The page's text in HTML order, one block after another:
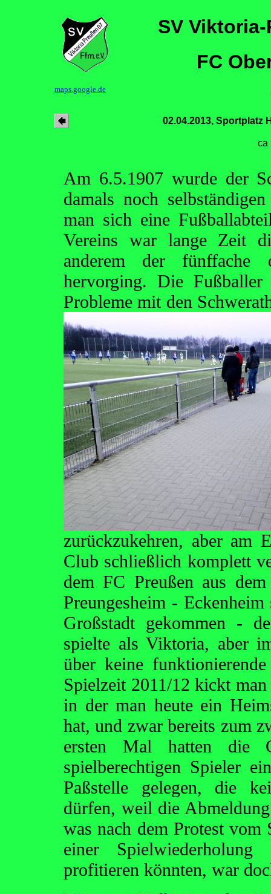
SV
FC
maps.google.de
02.04.2013, Sportplatz
ca
Am 6.5.1907 wurde der
damals noch
man sich eine
Vereins war lange Zeit
anderem der fünffache
hervorging. Die
Probleme mit den
zurückzukehren, aber am
Club schließlich komplett
dem FC Preußen aus
Preungesheim -
Großstadt gekommen -
spielte als Viktoria, aber
über keine
Spielzeit 2011/12 kickt
in der man heute ein
hat, und zwar bereits zum
ersten Mal hatten die
spielberechtigen Spieler
Paßstelle gelegen, die
dürfen, weil die
was nach dem Protest
einer
profitieren könnten, war